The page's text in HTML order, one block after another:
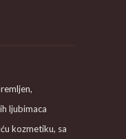
ljubimaca
kozmetiku, sa